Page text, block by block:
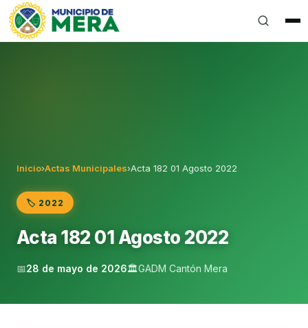
Gobierno Autónomo Descentralizado Municipal del
Inicio›Actas Municipales›Acta 182 01 Agosto 2022
🏷️ 2022
Acta 182 01 Agosto 2022
📅28 de mayo de 2026🏛️GADM Cantón Mera